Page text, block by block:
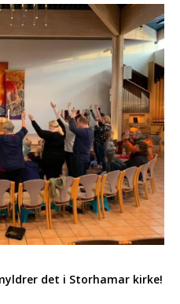
det i Storhamar kirke!